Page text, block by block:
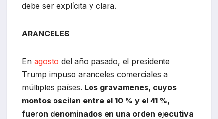
debe ser explícita y clara.
ARANCELES
En agosto del año pasado, el presidente
Trump impuso aranceles comerciales a
múltiples países. Los gravámenes, cuyos
montos oscilan entre el 10 % y el 41 %,
fueron denominados en una orden ejecutiva